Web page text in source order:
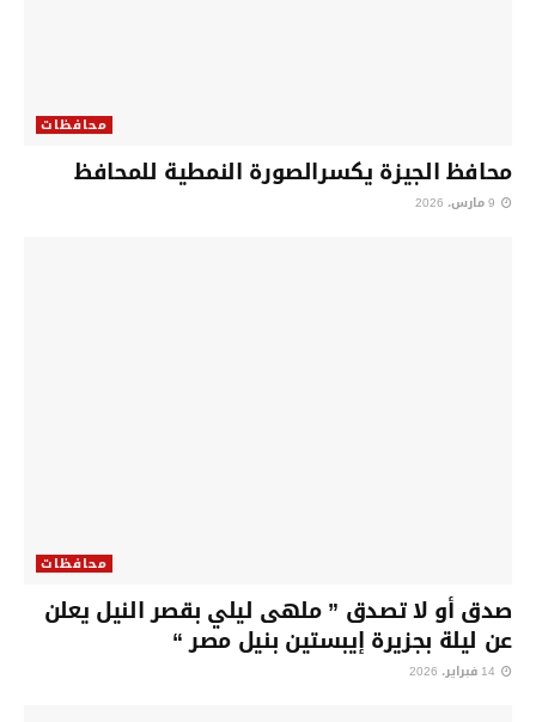
محافظات
محافظ الجيزة يكسرالصورة النمطية للمحافظ
محافظات
صدق أو لا تصدق ” ملهى ليلي بقصر النيل يعلن
عن ليلة بجزيرة إيبستين بنيل مصر “